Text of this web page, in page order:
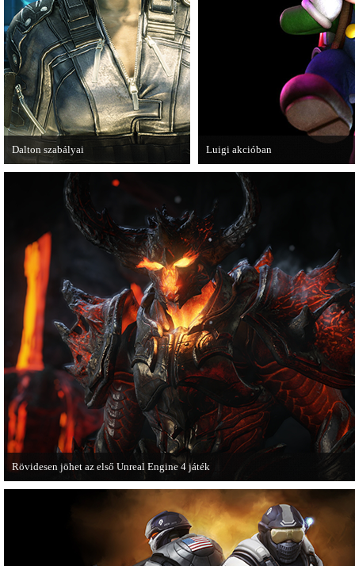
Dalton szabályai
Új videóval jelentkezik az Insomniac
Games játéka, a Fuse.
Luigi akcióban
A Nintendo 3DS-re készülő
Rövidesen jöhet az első Unreal Engine 4 játék
A Zombie Studios készölő játéka az Epic Games legújabb motorját, az Unreal